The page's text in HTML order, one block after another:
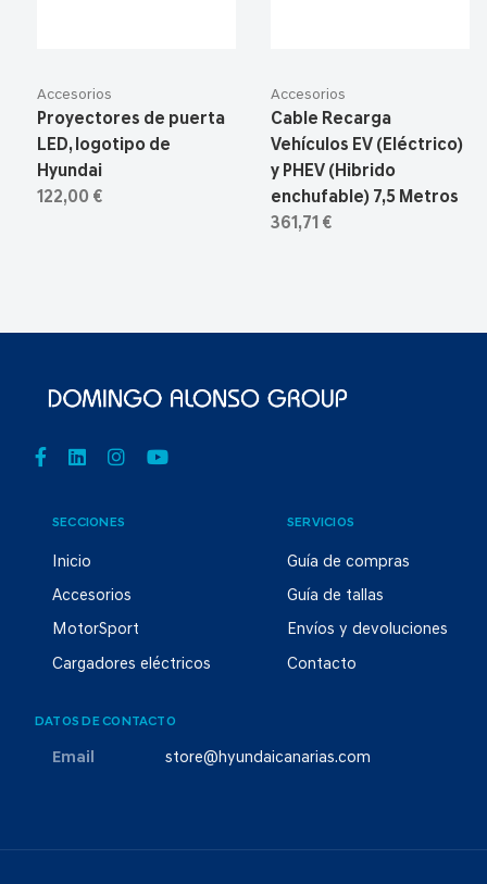
Accesorios
Proyectores de puerta
LED, logotipo de
Hyundai
122,00 €
Accesorios
Cable Recarga
Vehículos EV (Eléctrico)
y PHEV (Hibrido
enchufable) 7,5 Metros
361,71 €
SECCIONES
Inicio
Accesorios
MotorSport
Cargadores eléctricos
SERVICIOS
Guía de compras
Guía de tallas
Envíos y devoluciones
Contacto
DATOS DE CONTACTO
Email store@hyundaicanarias.com